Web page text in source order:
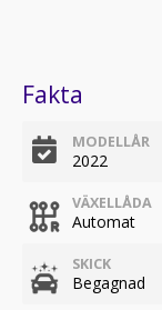
Fakta
MODELLÅR
2022
VÄXELLÅDA
Automat
SKICK
Begagnad